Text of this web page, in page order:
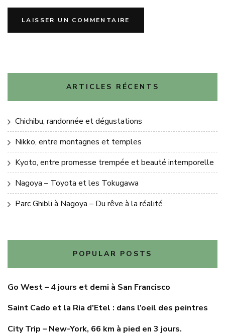
ARTICLES RÉCENTS
Chichibu, randonnée et dégustations
Nikko, entre montagnes et temples
Kyoto, entre promesse trempée et beauté intemporelle
Nagoya – Toyota et les Tokugawa
Parc Ghibli à Nagoya – Du rêve à la réalité
POPULAR POSTS
Go West – 4 jours et demi à San Francisco
Saint Cado et la Ria d’Etel : dans l’oeil des peintres
City Trip – New-York, 66 km à pied en 3 jours.